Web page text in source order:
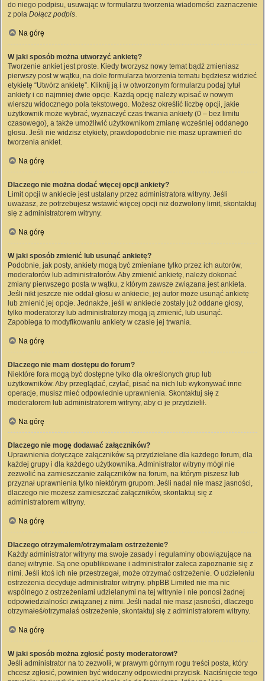
do niego podpisu, usuwając w formularzu tworzenia wiadomości zaznaczenie
z pola Dołącz podpis.
Na górę
W jaki sposób można utworzyć ankietę?
Tworzenie ankiet jest proste. Kiedy tworzysz nowy temat bądź zmieniasz
pierwszy post w wątku, na dole formularza tworzenia tematu będziesz widzieć
etykietę “Utwórz ankietę”. Kliknij ją i w otworzonym formularzu podaj tytuł
ankiety i co najmniej dwie opcje. Każdą opcję należy wpisać w nowym
wierszu widocznego pola tekstowego. Możesz określić liczbę opcji, jakie
użytkownik może wybrać, wyznaczyć czas trwania ankiety (0 – bez limitu
czasowego), a także umożliwić użytkownikom zmianę wcześniej oddanego
głosu. Jeśli nie widzisz etykiety, prawdopodobnie nie masz uprawnień do
tworzenia ankiet.
Na górę
Dlaczego nie można dodać więcej opcji ankiety?
Limit opcji w ankiecie jest ustalany przez administratora witryny. Jeśli
uważasz, że potrzebujesz wstawić więcej opcji niż dozwolony limit, skontaktuj
się z administratorem witryny.
Na górę
W jaki sposób zmienić lub usunąć ankietę?
Podobnie, jak posty, ankiety mogą być zmieniane tylko przez ich autorów,
moderatorów lub administratorów. Aby zmienić ankietę, należy dokonać
zmiany pierwszego posta w wątku, z którym zawsze związana jest ankieta.
Jeśli nikt jeszcze nie oddał głosu w ankiecie, jej autor może usunąć ankietę
lub zmienić jej opcje. Jednakże, jeśli w ankiecie zostały już oddane głosy,
tylko moderatorzy lub administratorzy mogą ją zmienić, lub usunąć.
Zapobiega to modyfikowaniu ankiety w czasie jej trwania.
Na górę
Dlaczego nie mam dostępu do forum?
Niektóre fora mogą być dostępne tylko dla określonych grup lub
użytkowników. Aby przeglądać, czytać, pisać na nich lub wykonywać inne
operacje, musisz mieć odpowiednie uprawnienia. Skontaktuj się z
moderatorem lub administratorem witryny, aby ci je przydzielił.
Na górę
Dlaczego nie mogę dodawać załączników?
Uprawnienia dotyczące załączników są przydzielane dla każdego forum, dla
każdej grupy i dla każdego użytkownika. Administrator witryny mógł nie
zezwolić na zamieszczanie załączników na forum, na którym piszesz lub
przyznał uprawnienia tylko niektórym grupom. Jeśli nadal nie masz jasności,
dlaczego nie możesz zamieszczać załączników, skontaktuj się z
administratorem witryny.
Na górę
Dlaczego otrzymałem/otrzymałam ostrzeżenie?
Każdy administrator witryny ma swoje zasady i regulaminy obowiązujące na
danej witrynie. Są one opublikowane i administrator zaleca zapoznanie się z
nimi. Jeśli ktoś ich nie przestrzegał, może otrzymać ostrzeżenie. O udzieleniu
ostrzeżenia decyduje administrator witryny. phpBB Limited nie ma nic
wspólnego z ostrzeżeniami udzielanymi na tej witrynie i nie ponosi żadnej
odpowiedzialności związanej z nimi. Jeśli nadal nie masz jasności, dlaczego
otrzymałeś/otrzymałaś ostrzeżenie, skontaktuj się z administratorem witryny.
Na górę
W jaki sposób można zgłosić posty moderatorowi?
Jeśli administrator na to zezwolił, w prawym górnym rogu treści posta, który
chcesz zgłosić, powinien być widoczny odpowiedni przycisk. Naciśnięcie tego